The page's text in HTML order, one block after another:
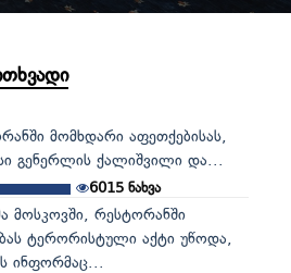
მომხდარი აფეთქებისას,
გენერლის ქალიშვილი და...
6015 ნახვა
მოსკოვში, რესტორანში
ტერორისტული აქტი უწოდა,
ინფორმაც...